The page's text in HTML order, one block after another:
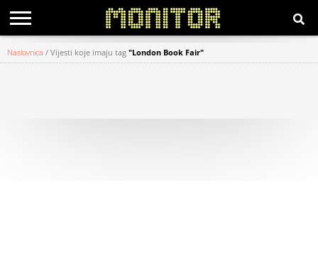
KATEGORIJE
Naslovnica / Vijesti koje imaju tag "London Book Fair"